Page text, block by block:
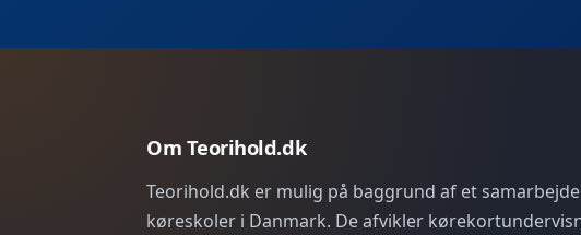
Om Teorihold.dk
Teorihold.dk er mulig på baggrund af et
køreskoler i Danmark. De afvikler